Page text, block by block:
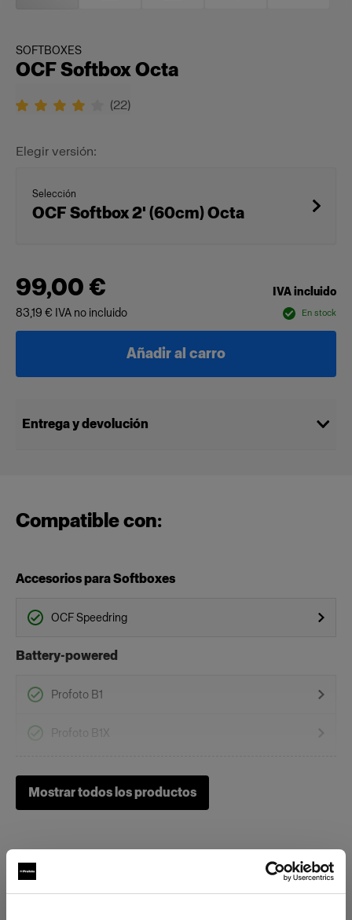
SOFTBOXES
OCF Softbox Octa
(22)
Elegir versión:
Selección
OCF Softbox 2' (60cm) Octa
99,00 €
IVA incluido
83,19 € IVA no incluido En stock
Añadir al carro
Entrega y devolución
Compatible con:
Accesorios para Softboxes
OCF Speedring
Battery-powered
Profoto B1
Profoto B1X
Profoto B10
Profoto B10 Plus
Mostrar todos los productos